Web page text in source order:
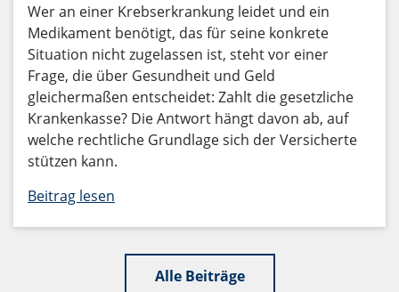
Wer an einer Krebserkrankung leidet und ein
Medikament benötigt, das für seine konkrete
Situation nicht zugelassen ist, steht vor einer
Frage, die über Gesundheit und Geld
gleichermaßen entscheidet: Zahlt die gesetzliche
Krankenkasse? Die Antwort hängt davon ab, auf
welche rechtliche Grundlage sich der Versicherte
stützen kann.
Beitrag lesen
Alle Beiträge